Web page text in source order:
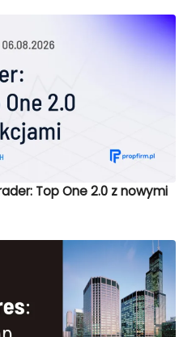
Top One 2.0 z nowymi